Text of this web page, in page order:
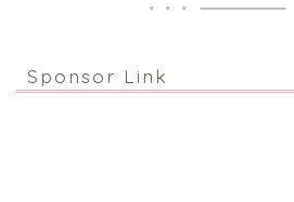
Sponsor Link